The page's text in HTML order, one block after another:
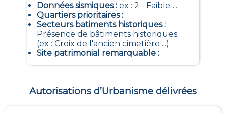
Données sismiques: ex : 2 - Faible ...
Quartiers prioritaires:
Secteurs batiments historiques:
Présence de bâtiments historiques
(ex : Croix de l'ancien cimetière ...)
Site patrimonial remarquable:
Autorisations d’Urbanisme délivrées